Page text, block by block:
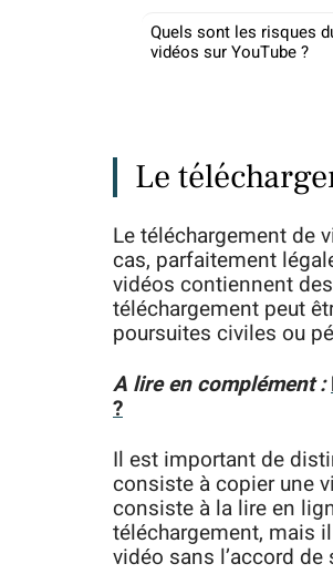
Quels sont les risques
vidéos sur YouTube ?
Le
Le téléchargement de
cas, parfaitement
vidéos contiennent
téléchargement peut
poursuites civiles ou
A lire en complément :
?
Il est important de
consiste à copier une
consiste à la lire en
téléchargement, mais
vidéo sans l’accord de